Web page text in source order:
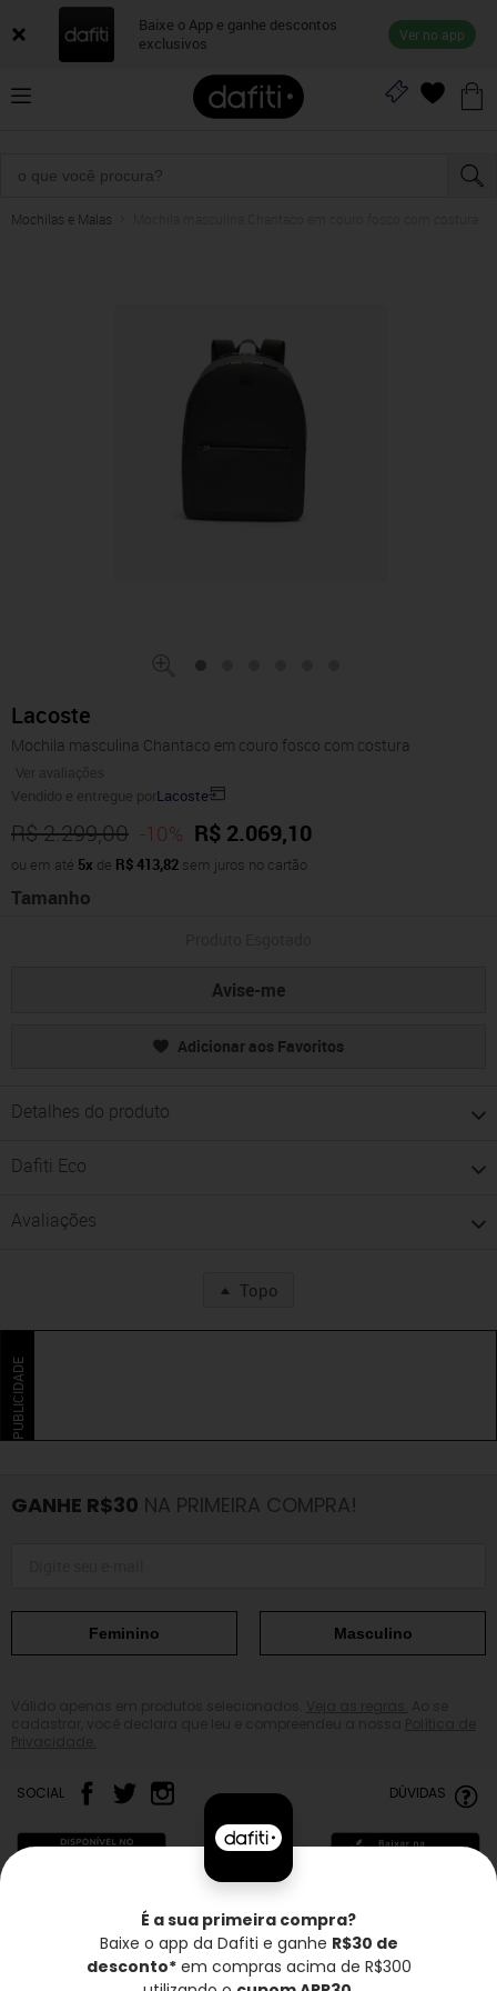
Baixe o App e ganhe descontos
exclusivos
Ver no app
Mochilas e Malas
Lacoste
Mochila masculina Chantaco em couro fosco com costura
Ver avaliações
Vendido e entregue porLacoste
R$ 2.299,00 -10% R$ 2.069,10
ou em até 5x de R$ 413,82 sem juros no cartão
Tamanho
Avise-me
Adicionar aos Favoritos
Detalhes do produto
Dafiti Eco
Avaliações
Topo
PUBLICIDADE
GANHE R$30 NA PRIMEIRA COMPRA!
Feminino Masculino
SOCIAL DÚVIDAS
Frete grátis* Troca grátis Entrega rápida
É a sua primeira compra?
Baixe o app da Dafiti e ganhe R$30 de
desconto*em compras acima de R$300